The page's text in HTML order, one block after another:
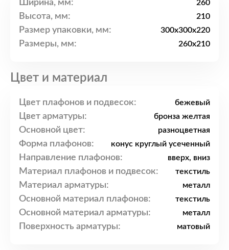
Ширина, мм: 260
Высота, мм: 210
Размер упаковки, мм: 300x300x220
Размеры, мм: 260x210
Цвет и материал
Цвет плафонов и подвесок: бежевый
Цвет арматуры: бронза желтая
Основной цвет: разноцветная
Форма плафонов: конус круглый усеченный
Направление плафонов: вверх, вниз
Материал плафонов и подвесок: текстиль
Материал арматуры: металл
Основной материал плафонов: текстиль
Основной материал арматуры: металл
Поверхность арматуры: матовый